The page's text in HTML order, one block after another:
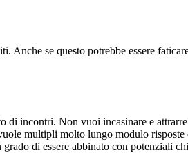
se questo potrebbe essere
incontri. Non vuoi incasinare e
multipli molto lungo modulo risposte
di essere abbinato con potenziali